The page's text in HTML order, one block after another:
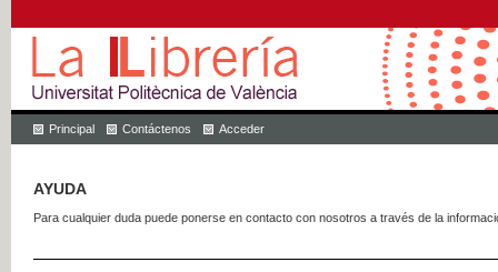
Principal Contáctenos Acceder
AYUDA
Para cualquier duda puede ponerse en contacto con nosotros a través de la